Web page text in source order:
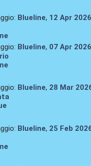
Blueline, 12 Apr
Blueline, 07 Apr
Blueline, 28 Mar
Blueline, 25 Feb